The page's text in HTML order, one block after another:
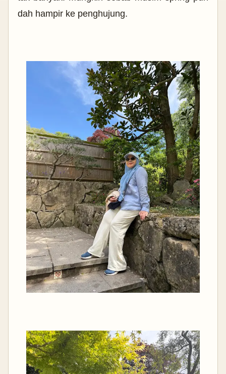
dah hampir ke penghujung.